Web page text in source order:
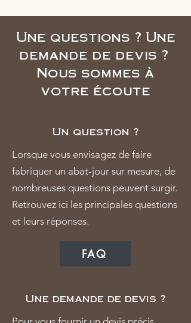
Une questions ? Une
demande de devis ?
Nous sommes à
votre écoute
Un question ?
Lorsque vous envisagez de faire
fabriquer un abat-jour sur mesure, de
nombreuses questions peuvent surgir.
Retrouvez ici les principales questions
et leurs réponses.
FAQ
Une demande de devis ?